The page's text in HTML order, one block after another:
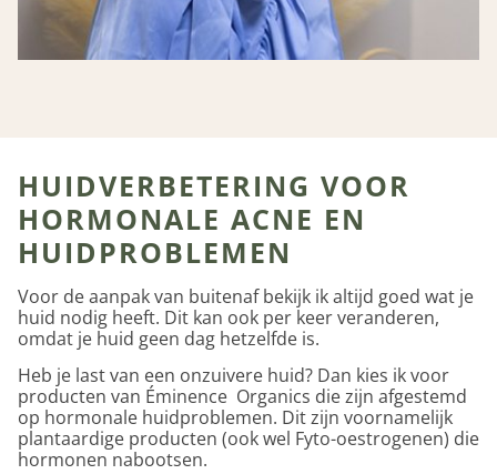
HUIDVERBETERING VOOR
HORMONALE ACNE EN
HUIDPROBLEMEN
Voor de aanpak van buitenaf bekijk ik altijd goed wat je
huid nodig heeft. Dit kan ook per keer veranderen,
omdat je huid geen dag hetzelfde is.
Heb je last van een onzuivere huid? Dan kies ik voor
producten van Éminence Organics die zijn afgestemd
op hormonale huidproblemen. Dit zijn voornamelijk
plantaardige producten (ook wel Fyto-oestrogenen) die
hormonen nabootsen.